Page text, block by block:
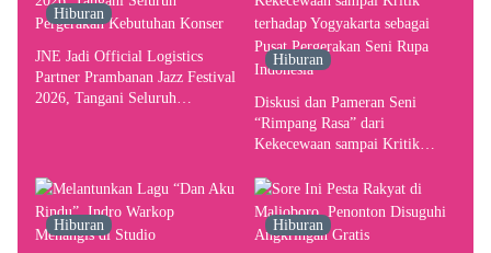
Hiburan
JNE Jadi Official Logistics
Partner Prambanan Jazz Festival
2026, Tangani Seluruh
Hiburan
Diskusi dan Pameran Seni
“Rimpang Rasa” dari
Kekecewaan sampai Kritik
Pusat Pergerakan Seni Rupa
Indonesia
Hiburan
Hiburan